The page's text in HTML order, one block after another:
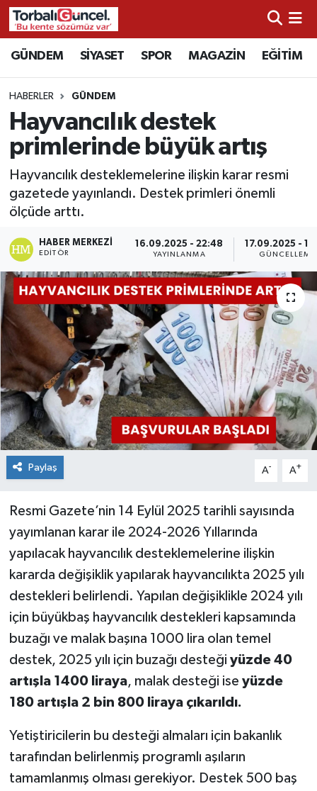
GÜNDEM SİYASET SPOR MAGAZİN EĞİTİM
HABERLER GÜNDEM
Hayvancılık destek
primlerinde büyük artış
Hayvancılık desteklemelerine ilişkin karar resmi
gazetede yayınlandı. Destek primleri önemli
ölçüde arttı.
HABER MERKEZI
EDITÖR
16.09.2025 - 22:48
YAYINLANMA
17.09.2025 -
GÜNCELLEME
Paylaş A- A+
Resmi Gazete’nin 14 Eylül 2025 tarihli sayısında
yayımlanan karar ile 2024-2026 Yıllarında
yapılacak hayvancılık desteklemelerine ilişkin
kararda değişiklik yapılarak hayvancılıkta 2025 yılı
destekleri belirlendi. Yapılan değişiklikle 2024 yılı
için büyükbaş hayvancılık destekleri kapsamında
buzağı ve malak başına 1000 lira olan temel
destek, 2025 yılı için buzağı desteği yüzde 40
artışla 1400 liraya, malak desteği ise yüzde
180 artışla 2 bin 800 liraya çıkarıldı.
Yetiştiricilerin bu desteği almaları için bakanlık
tarafından belirlenmiş programlı aşıların
tamamlanmış olması gerekiyor. Destek 500 baş
İzmir Nöbetçi Eczaneler
İzmir Hava Durumu
İzmir Namaz Vakitleri
İzmir Trafik Yoğunluk Haritası
Süper Lig Puan Durumu ve Fikstür
Tüm Manşetler
Son Dakika Haberleri
Haber Arşivi